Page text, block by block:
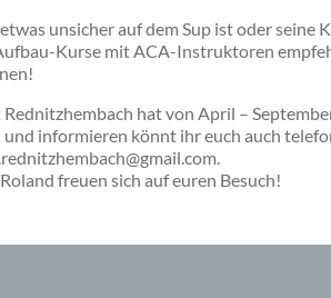
unsicher auf dem Sup ist oder seine
Kurse mit ACA-Instruktoren
hat von April –
informieren könnt ihr euch auch
freuen sich auf euren Besuch!